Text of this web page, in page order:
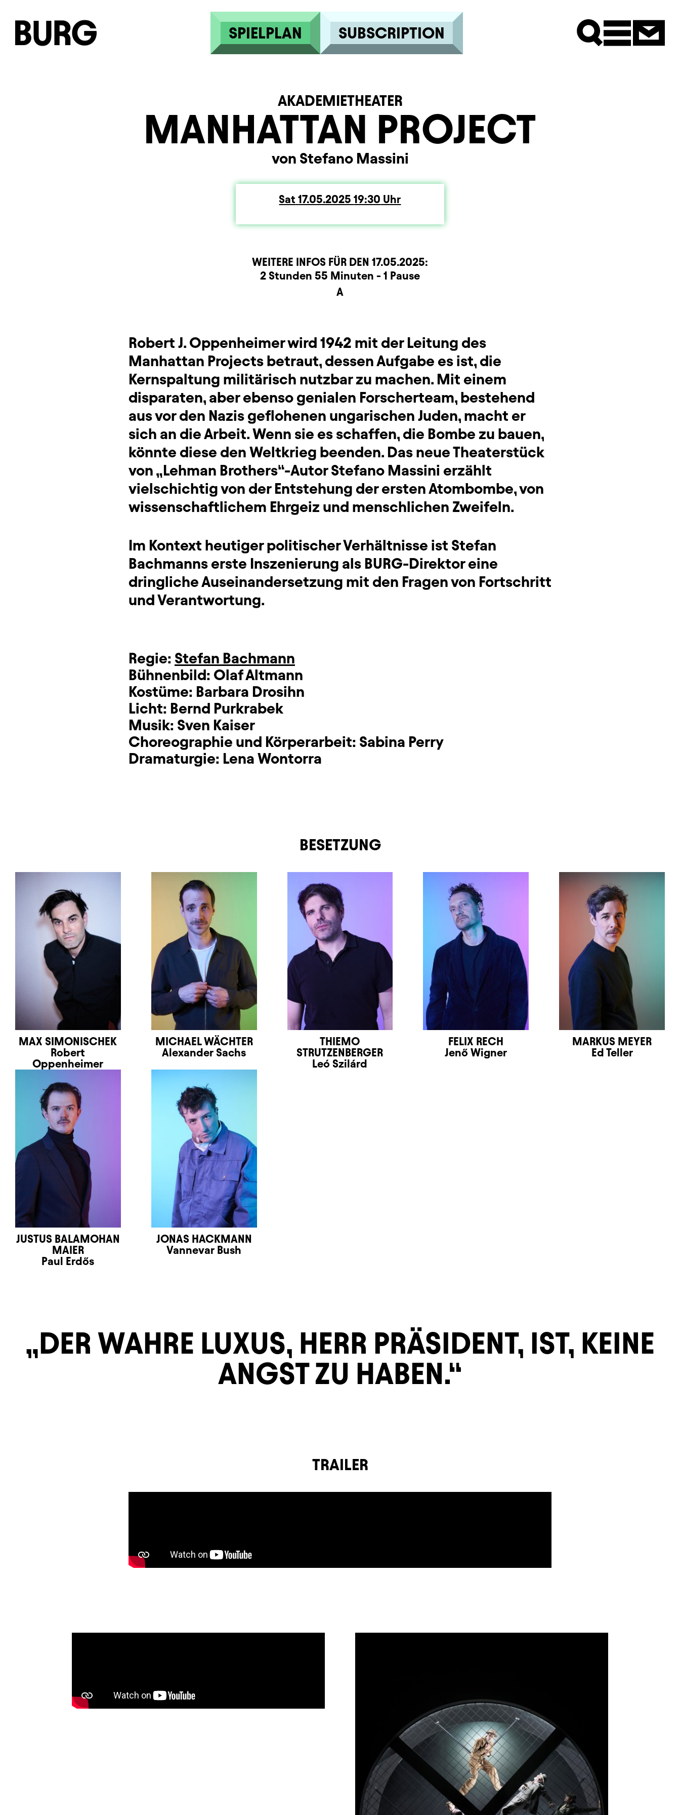
SPIELPLAN SUBSCRIPTION
MANHATTAN PROJECT
AKADEMIETHEATER
von Stefano Massini
Sat Saturday
17.05.202519:30 Uhr
WEITERE INFOS FÜR DEN 17.05.2025:
2 Stunden 55 Minuten - 1 Pause
A
Robert J. Oppenheimer wird 1942 mit der Leitung des
Manhattan Projects betraut, dessen Aufgabe es ist, die
Kernspaltung militärisch nutzbar zu machen. Mit einem
disparaten, aber ebenso genialen Forscherteam, bestehend
aus vor den Nazis geflohenen ungarischen Juden, macht er
sich an die Arbeit. Wenn sie es schaffen, die Bombe zu bauen,
könnte diese den Weltkrieg beenden. Das neue Theaterstück
von „Lehman Brothers“-Autor Stefano Massini erzählt
vielschichtig von der Entstehung der ersten Atombombe, von
wissenschaftlichem Ehrgeiz und menschlichen Zweifeln.
Im Kontext heutiger politischer Verhältnisse ist Stefan
Bachmanns erste Inszenierung als BURG-Direktor eine
dringliche Auseinandersetzung mit den Fragen von Fortschritt
und Verantwortung.
Regie: Stefan Bachmann
Bühnenbild: Olaf Altmann
Kostüme: Barbara Drosihn
Licht: Bernd Purkrabek
Musik: Sven Kaiser
Choreographie und Körperarbeit: Sabina Perry
Dramaturgie: Lena Wontorra
BESETZUNG
MAX SIMONISCHEK
Robert
Oppenheimer
MICHAEL WÄCHTER
Alexander Sachs
THIEMO
STRUTZENBERGER
Leó Szilárd
FELIX RECH
Jenő Wigner
MARKUS MEYER
Ed Teller
JUSTUS BALAMOHAN
MAIER
Paul Erdős
JONAS HACKMANN
Vannevar Bush
DER WAHRE LUXUS, HERR PRÄSIDENT, IST, KEINE
ANGST ZU HABEN.
TRAILER